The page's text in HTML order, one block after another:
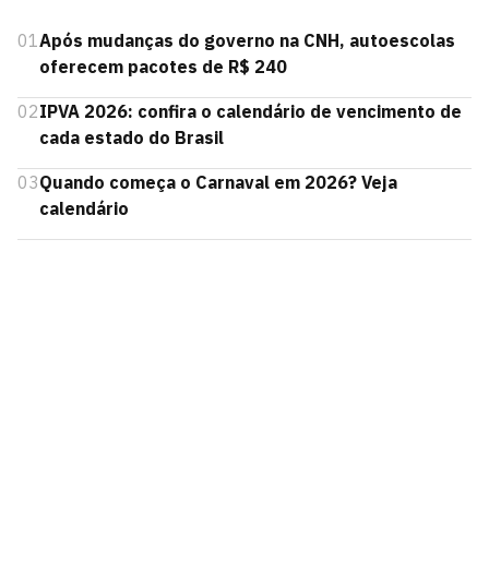
01Após mudanças do governo na CNH, autoescolas
oferecem pacotes de R$ 240
02IPVA 2026: confira o calendário de vencimento de
cada estado do Brasil
03Quando começa o Carnaval em 2026? Veja
calendário